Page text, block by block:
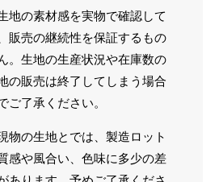
地の素材感を実物で確認して
販売の継続性を保証するもの
。生地の生産状況や在庫数の
の販売は終了してしまう場合
ご了承ください。
物の生地とでは、製造ロット
感や風合い、色味に多少の差